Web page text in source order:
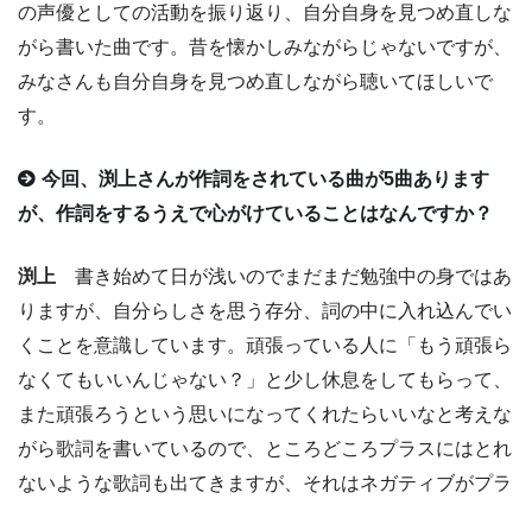
の声優としての活動を振り返り、自分自身を見つめ直しな
がら書いた曲です。昔を懐かしみながらじゃないですが、
みなさんも自分自身を見つめ直しながら聴いてほしいで
す。
今回、渕上さんが作詞をされている曲が5曲あります
が、作詞をするうえで心がけていることはなんですか？
渕上 書き始めて日が浅いのでまだまだ勉強中の身ではあ
りますが、自分らしさを思う存分、詞の中に入れ込んでい
くことを意識しています。頑張っている人に「もう頑張ら
なくてもいいんじゃない？」と少し休息をしてもらって、
また頑張ろうという思いになってくれたらいいなと考えな
がら歌詞を書いているので、ところどころプラスにはとれ
ないような歌詞も出てきますが、それはネガティブがプラ